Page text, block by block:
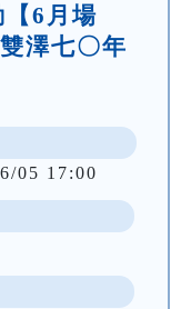
6月場
澤七〇年
05 17:00